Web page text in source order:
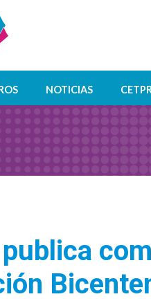
NOTICIAS
publica